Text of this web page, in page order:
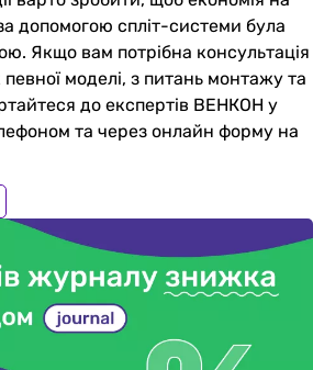
допомогою спліт-системи була
Якщо вам потрібна консультація
моделі, з питань монтажу та
до експертів ВЕНКОН у
та через онлайн форму на